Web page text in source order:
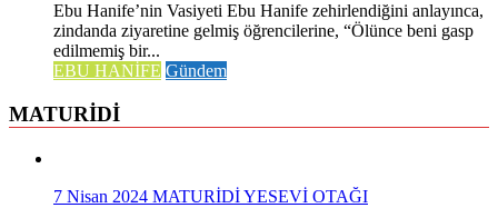
Ebu Hanife’nin Vasiyeti Ebu Hanife zehirlendiğini anlayınca,
zindanda ziyaretine gelmiş öğrencilerine, “Ölünce beni gasp
edilmemiş bir...
EBU HANİFE Gündem
MATURİDİ
7 Nisan 2024 MATURİDİ YESEVİ OTAĞI